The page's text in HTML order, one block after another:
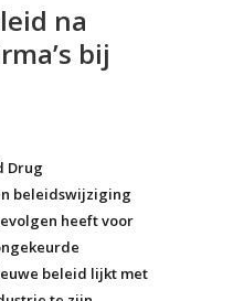
na
bij
Drug
beleidswijziging
heeft voor
beleid lijkt met